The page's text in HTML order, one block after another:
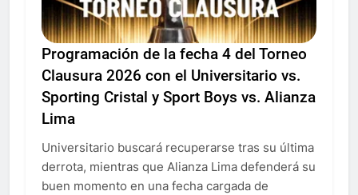
Programación de la fecha 4 del Torneo
Clausura 2026 con el Universitario vs.
Sporting Cristal y Sport Boys vs. Alianza
Lima
Universitario buscará recuperarse tras su última
derrota, mientras que Alianza Lima defenderá su
buen momento en una fecha cargada de